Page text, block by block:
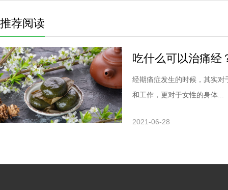
推荐阅读
吃什么可以治痛经
经期痛症发生的时候，其实
和工作，更对于女性的身体...
2021-06-28